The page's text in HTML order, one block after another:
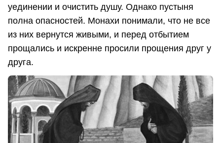
уединении и очистить душу. Однако пустыня
полна опасностей. Монахи понимали, что не все
из них вернутся живыми, и перед отбытием
прощались и искренне просили прощения друг у
друга.